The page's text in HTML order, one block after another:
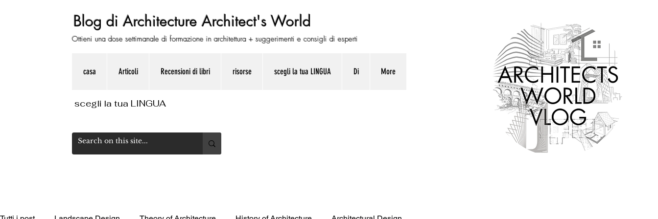
Blog di Architecture Architect's World
casa Articoli Recensioni di libri risorse scegli la tua LINGUA Di More
scegli la tua LINGUA
Ottieni una dose settimanale di formazione in architettura + suggerimenti e consigli di esperti